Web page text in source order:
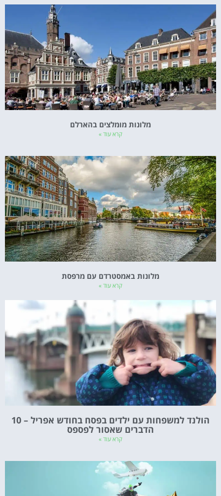
מלונות מומלצים בהארלם
קרא עוד »
מלונות באמסטרדם עם מרפסת
קרא עוד »
הולנד למשפחות עם ילדים בפסח בחודש אפריל – 10
הדברים שאסור לפספס
קרא עוד »